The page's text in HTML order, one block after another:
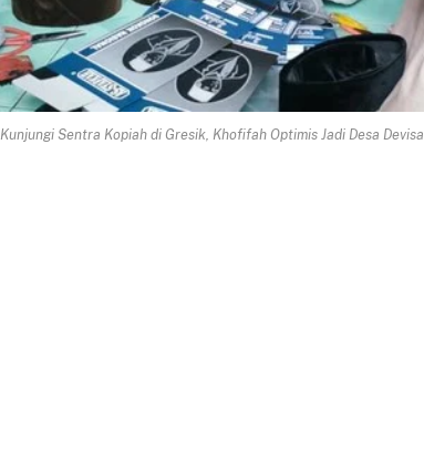
Kunjungi Sentra Kopiah di Gresik, Khofifah Optimis Jadi Desa Devisa